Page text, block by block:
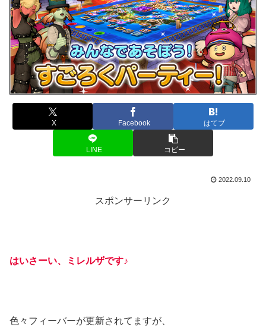
X Facebook はてブ
LINE コピー
2022.09.10
スポンサーリンク
はいさーい、ミレルザです♪
色々フィーバーが更新されてますが、